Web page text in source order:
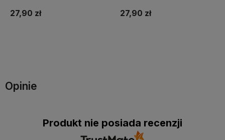
27,90 zł 27,90 zł
Opinie
Produkt nie posiada recenzji